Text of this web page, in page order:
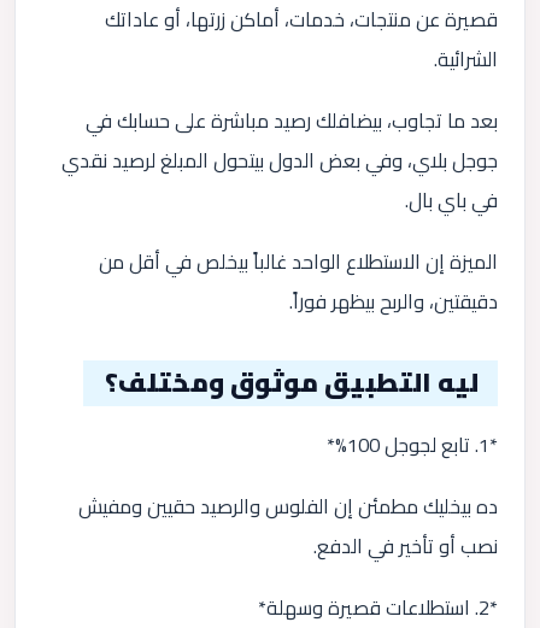
قصيرة عن منتجات، خدمات، أماكن زرتها، أو عاداتك
الشرائية.
بعد ما تجاوب، بيضافلك رصيد مباشرة على حسابك في
جوجل بلاي، وفي بعض الدول بيتحول المبلغ لرصيد نقدي
في باي بال.
الميزة إن الاستطلاع الواحد غالباً بيخلص في أقل من
دقيقتين، والربح بيظهر فوراً.
ليه التطبيق موثوق ومختلف؟
*1. تابع لجوجل 100%*
ده بيخليك مطمئن إن الفلوس والرصيد حقيين ومفيش
نصب أو تأخير في الدفع.
*2. استطلاعات قصيرة وسهلة*